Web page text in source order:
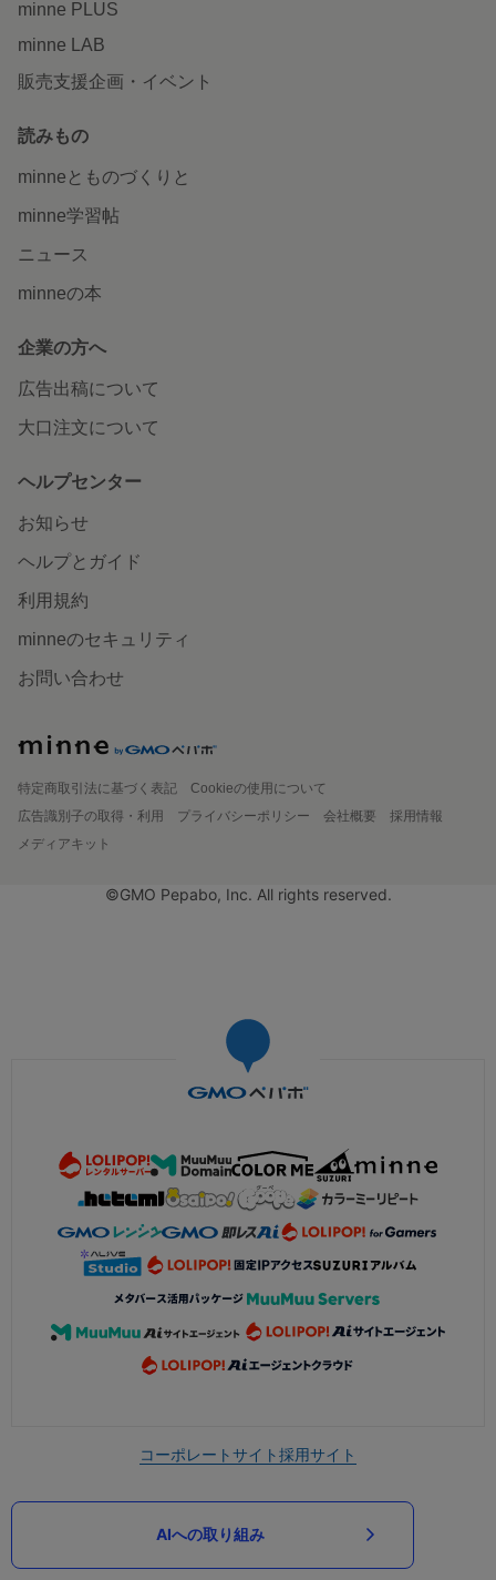
minne PLUS
minne LAB
販売支援企画・イベント
読みもの
minneとものづくりと
minne学習帖
ニュース
minneの本
企業の方へ
広告出稿について
大口注文について
ヘルプセンター
お知らせ
ヘルプとガイド
利用規約
minneのセキュリティ
お問い合わせ
特定商取引法に基づく表記
Cookieの使用について
広告識別子の取得・利用
プライバシーポリシー 会社概要
採用情報
メディアキット
©GMO Pepabo, Inc. All rights reserved.
コーポレートサイト採用サイト
AIへの取り組み